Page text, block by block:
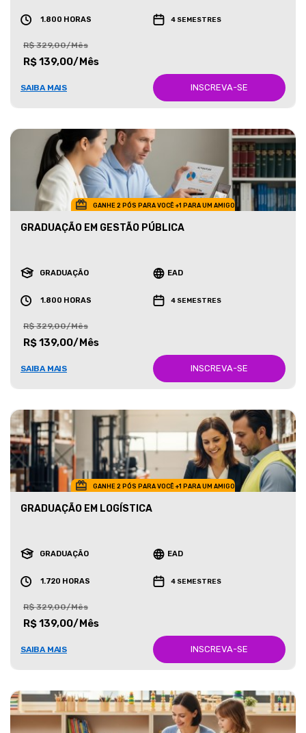
1.800 HORAS 4 SEMESTRES
R$ 329,00/Mês
R$ 139,00/Mês
SAIBA MAIS INSCREVA-SE
GANHE 2 PÓS PARA VOCÊ +1 PARA UM AMIGO
GRADUAÇÃO EM GESTÃO PÚBLICA
GRADUAÇÃO EAD
1.800 HORAS 4 SEMESTRES
R$ 329,00/Mês
R$ 139,00/Mês
SAIBA MAIS INSCREVA-SE
GANHE 2 PÓS PARA VOCÊ +1 PARA UM AMIGO
GRADUAÇÃO EM LOGÍSTICA
GRADUAÇÃO EAD
1.720 HORAS 4 SEMESTRES
R$ 329,00/Mês
R$ 139,00/Mês
SAIBA MAIS INSCREVA-SE